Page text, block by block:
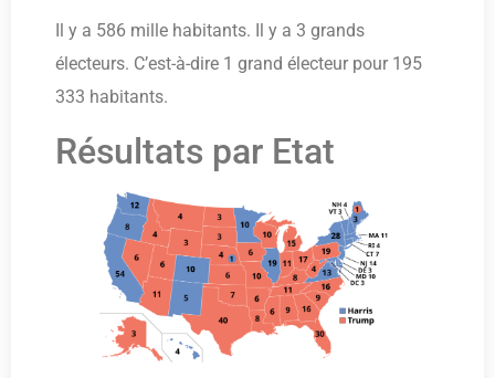
Il y a 586 mille habitants. Il y a 3 grands
électeurs. C’est-à-dire 1 grand électeur pour 195
333 habitants.
Résultats par Etat